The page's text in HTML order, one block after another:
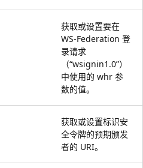
获取或设置要在
WS-Federation 登
录请求
（“wsignin1.0”）
中使用的 whr 参
数的值。
获取或设置标识安
全令牌的预期颁发
者的 URI。